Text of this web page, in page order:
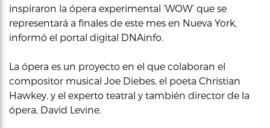
inspiraron la ópera experimental ‘WOW’ que se
representará a finales de este mes en Nueva York,
informó el portal digital DNAinfo.
La ópera es un proyecto en el que colaboran el
compositor musical Joe Diebes, el poeta Christian
Hawkey, y el experto teatral y también director de la
ópera, David Levine.